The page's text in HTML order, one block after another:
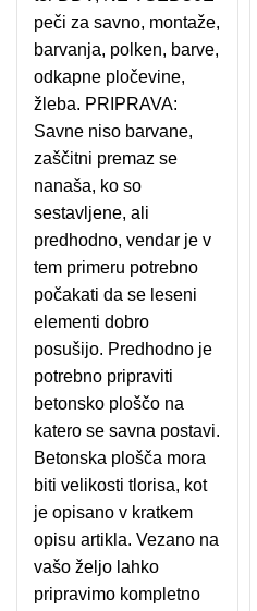
peči za savno, montaže,
barvanja, polken, barve,
odkapne pločevine,
žleba. PRIPRAVA:
Savne niso barvane,
zaščitni premaz se
nanaša, ko so
sestavljene, ali
predhodno, vendar je v
tem primeru potrebno
počakati da se leseni
elementi dobro
posušijo. Predhodno je
potrebno pripraviti
betonsko ploščo na
katero se savna postavi.
Betonska plošča mora
biti velikosti tlorisa, kot
je opisano v kratkem
opisu artikla. Vezano na
vašo željo lahko
pripravimo kompletno